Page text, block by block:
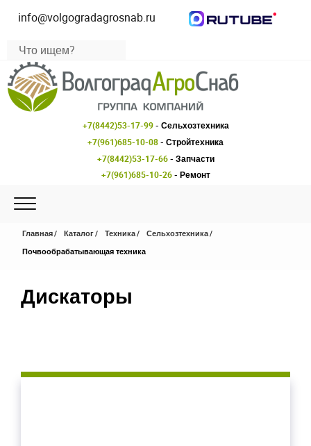
info@volgogradagrosnab.ru
+7(8442)53-17-99- Сельхозтехника
+7(961)685-10-08- Стройтехника
+7(8442)53-17-66- Запчасти
+7(961)685-10-26- Ремонт
Главная Каталог Техника
Сельхозтехника
Почвообрабатывающая техника
Дискаторы